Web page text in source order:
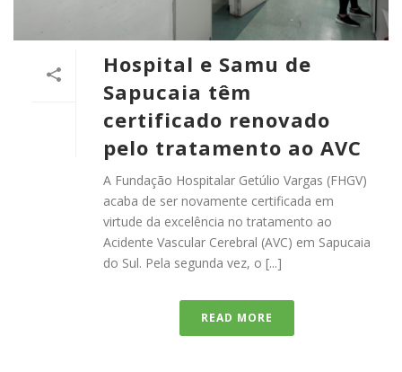
Hospital e Samu de
Sapucaia têm
certificado renovado
pelo tratamento ao AVC
A Fundação Hospitalar Getúlio Vargas (FHGV)
acaba de ser novamente certificada em
virtude da excelência no tratamento ao
Acidente Vascular Cerebral (AVC) em Sapucaia
do Sul. Pela segunda vez, o [...]
READ MORE